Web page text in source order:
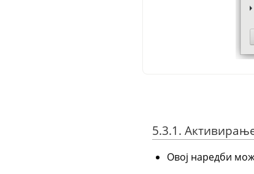
5.3.1.
Овој наредби